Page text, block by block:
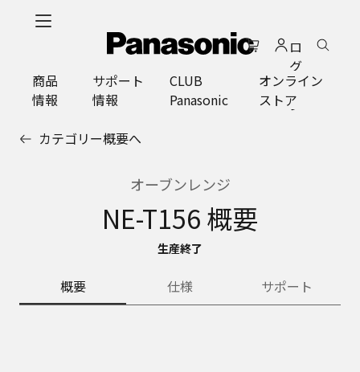
ロ
グ
イ
ン
商品
情報
サポート
情報
CLUB
Panasonic
オンライン
ストア
カテゴリー概要へ
オーブンレンジ
NE-T156 概要
生産終了
概要 仕様 サポート